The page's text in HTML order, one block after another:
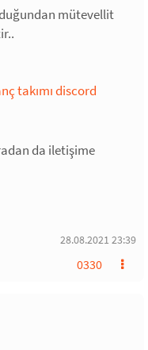
mütevellit
takımı discord
da iletişime
28.08.2021 23:39
0330